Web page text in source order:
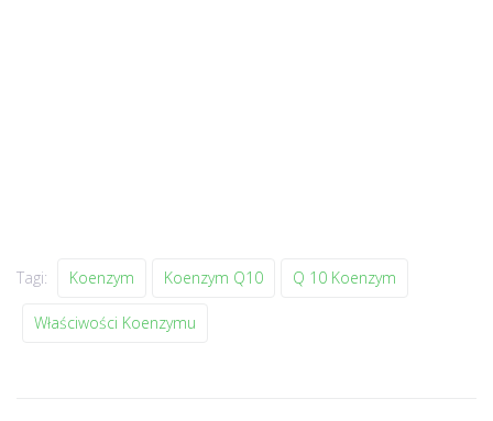
Tagi: Koenzym Koenzym Q10 Q 10 Koenzym
Właściwości Koenzymu